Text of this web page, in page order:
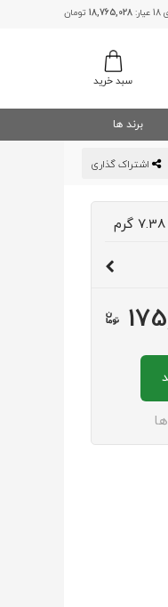
18,765,028 تومان
سبد خرید
برند ها
7.38 گرم